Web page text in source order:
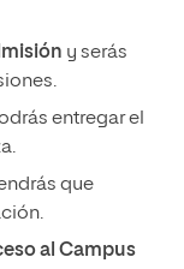
y serás
entregar el
que
al Campus